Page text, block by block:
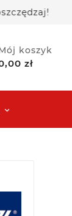
koszyk
zł